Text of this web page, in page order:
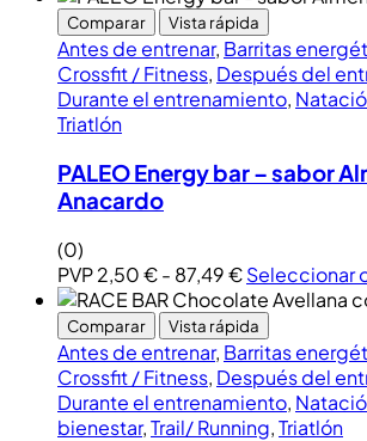
Comparar Vista rápida
Antes de entrenar, Barritas
Crossfit / Fitness, Después del
Durante el entrenamiento,
Triatlón
PALEO Energy bar – sabor
Anacardo
(0)
PVP2,50€- 87,49€Seleccionar
Comparar Vista rápida
Antes de entrenar, Barritas
Crossfit / Fitness, Después del
Durante el entrenamiento,
bienestar,Trail/ Running,Triatlón